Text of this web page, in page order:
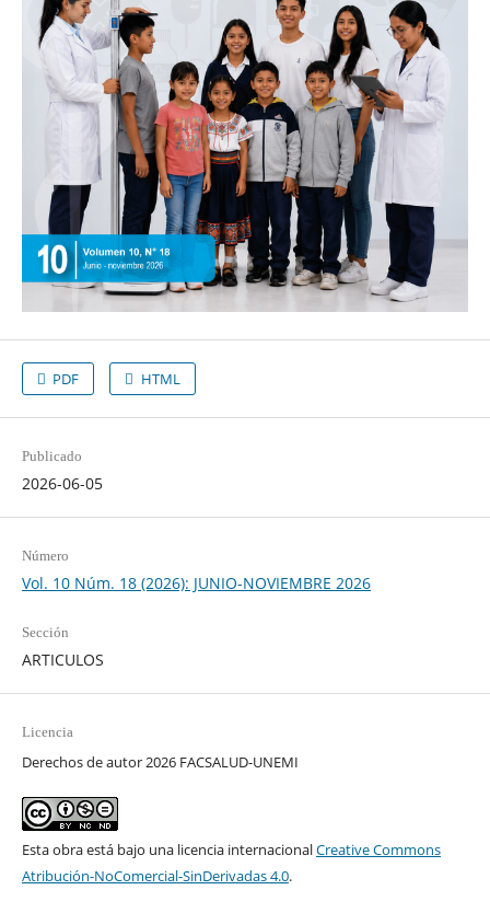
PDF HTML
Publicado
2026-06-05
Número
Vol. 10 Núm. 18 (2026): JUNIO-NOVIEMBRE 2026
Sección
ARTICULOS
Licencia
Derechos de autor 2026 FACSALUD-UNEMI
Esta obra está bajo una licencia internacionalCreative Commons
Atribución-NoComercial-SinDerivadas 4.0.